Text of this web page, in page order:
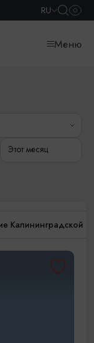
RU
Меню
Этот месяц
Калининградской